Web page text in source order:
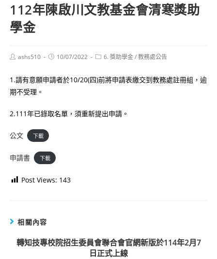
112年陳啟川文教基金會清寒獎助
學金
Postashs510
Post10/07/2022
Post6. 獎助學金/教務處公告
1.請有意願申請者於10/20(四)前將申請表繳交到教務處註冊組，逾
期不受理。
2.111年已錄取名單，須重新提出申請。
公文 下載
申請書 下載
Post Views: 143
相關內容
轉知技專校院招生委員會聯合會官網新版於114年2月7
日正式上線